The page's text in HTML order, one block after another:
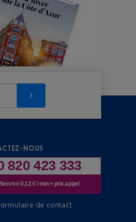
NOUS
820 423 333
Service 0,12 € / min + prix appel
de contact